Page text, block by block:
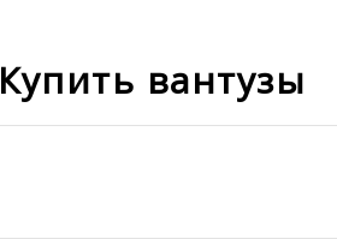
Купить вантузы